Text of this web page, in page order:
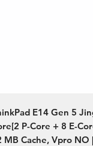
E14 Gen 5
P-Core + 8 E-
MB Cache, Vpro NO